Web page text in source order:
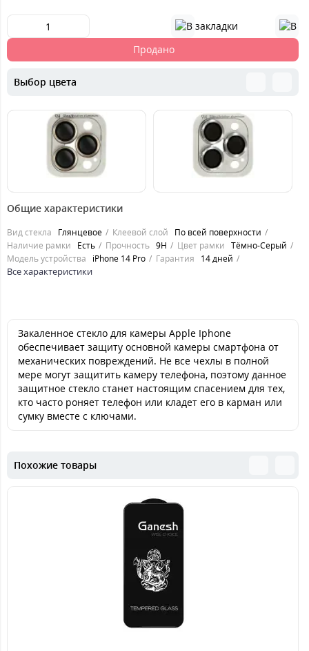
Продано
Выбор цвета
119 грн.
Общие характеристики
Вид стекла Глянцевое Клеевой слой
По всей поверхности
Наличие рамки
Есть Прочность 9H Цвет рамки Тёмно-Серый
Модель устройства
iPhone 14 Pro Гарантия 14 дней
Все характеристики
Закаленное стекло для камеры Apple Iphone
обеспечивает защиту основной камеры смартфона от
механических повреждений. Не все чехлы в полной
мере могут защитить камеру телефона, поэтому данное
защитное стекло станет настоящим спасением для тех,
кто часто роняет телефон или кладет его в карман или
сумку вместе с ключами.
Похожие товары